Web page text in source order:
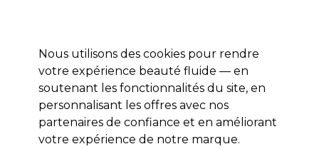
Se connecter
Marques Bons plans 🌟 Coiffure Electro et Matériel
Livraison le lendemain*
Après expédition, du lundi au vendredi
Nous utilisons des cookies pour rendre
votre expérience beauté fluide — en
soutenant les fonctionnalités du site, en
personnalisant les offres avec nos
partenaires de confiance et en améliorant
votre expérience de notre marque.